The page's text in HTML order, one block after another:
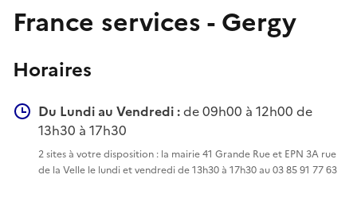
France services - Gergy
Horaires
Du Lundi au Vendredi :de 09h00 à 12h00 de
13h30 à 17h30
2 sites à votre disposition : la mairie 41 Grande Rue et EPN 3A rue
de la Velle le lundi et vendredi de 13h30 à 17h30 au 03 85 91 77 63